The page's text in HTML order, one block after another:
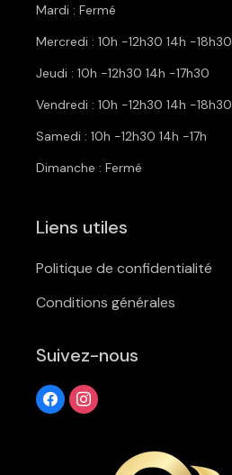
Mardi : Fermé
Mercredi : 10h -12h30 14h -18h30
Jeudi : 10h -12h30 14h -17h30
Vendredi : 10h -12h30 14h -18h30
Samedi : 10h -12h30 14h -17h
Dimanche : Fermé
Liens utiles
Politique de confidentialité
Conditions générales
Suivez-nous